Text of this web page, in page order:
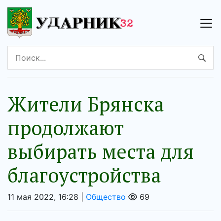
Жители Брянска
продолжают
выбирать места для
благоустройства
11 мая 2022, 16:28 | Общество 69